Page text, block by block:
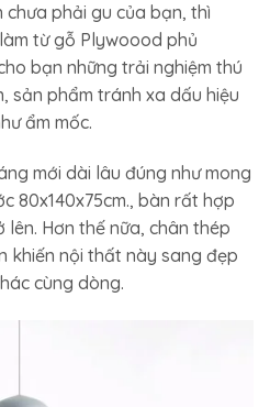
phải gu của bạn, thì
từ gỗ Plywoood phủ
bạn những trải nghiệm thú
sản phẩm tránh xa dấu hiệu
ẩm mốc.
mới dài lâu đúng như mong
80x140x75cm., bàn rất hợp
Hơn thế nữa, chân thép
khiến nội thất này sang đẹp
cùng dòng.